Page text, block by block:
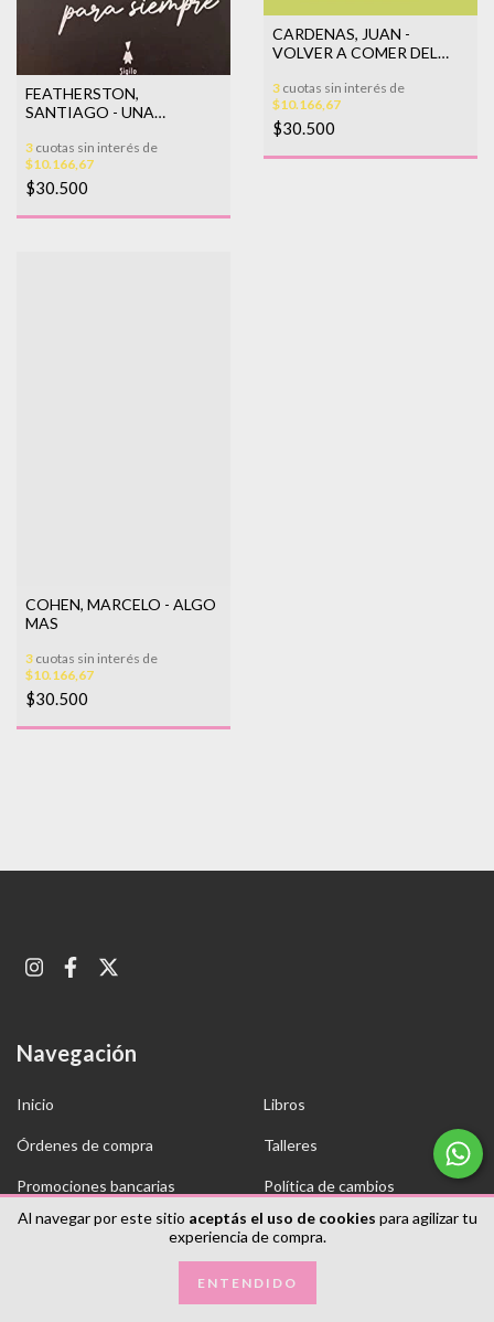
Al navegar por este sitio aceptás el uso de cookies para agilizar tu
experiencia de compra.
ENTENDIDO
FEATHERSTON,
SANTIAGO - UNA
PARA SIEMPRE
3 cuotas sin interés de
$10.166,67
$30.500
CARDENAS, JUAN -
VOLVER A COMER DEL
3 cuotas sin interés de
$10.166,67
$30.500
COHEN, MARCELO - ALGO
MAS
3 cuotas sin interés de
$10.166,67
$30.500
Navegación
Inicio Libros
Órdenes de compra Talleres
Promociones bancarias Política de cambios
Contacto